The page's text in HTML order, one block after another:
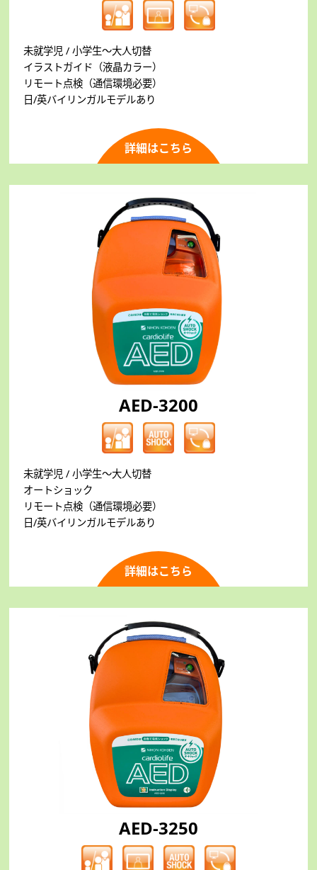
未就学児 / 小学生～大人切替
イラストガイド（液晶カラー）
リモート点検（通信環境必要）
日/英バイリンガルモデルあり
詳細はこちら
AED-3200
未就学児 / 小学生～大人切替
オートショック
リモート点検（通信環境必要）
日/英バイリンガルモデルあり
詳細はこちら
AED-3250